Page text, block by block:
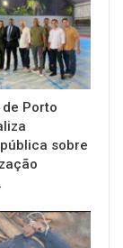
Porto
sobre